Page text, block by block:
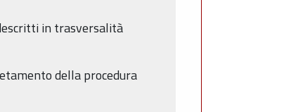
in trasversalità
della procedura